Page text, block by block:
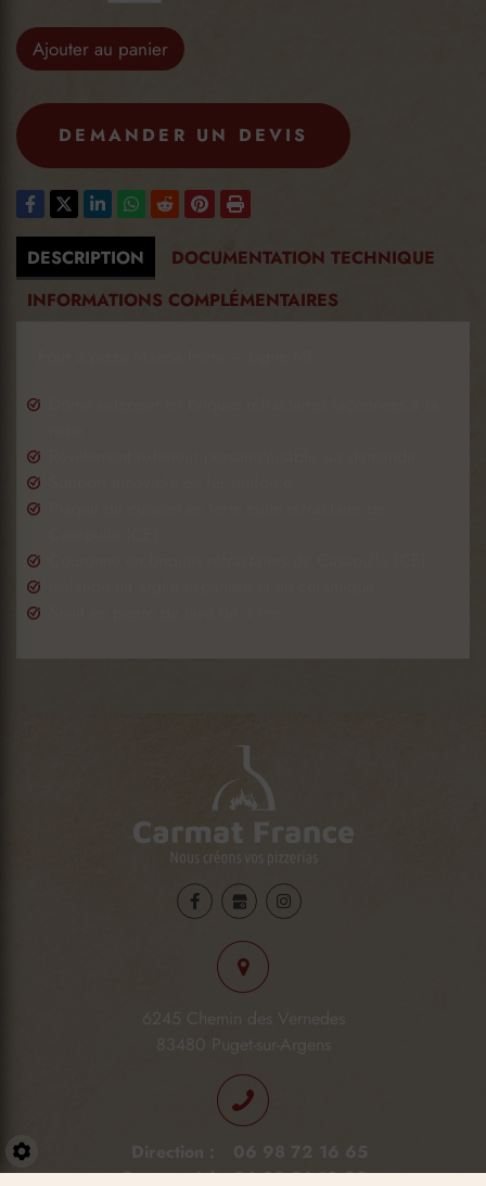
Ajouter au panier
DEMANDER UN DEVIS
DESCRIPTION
DOCUMENTATION TECHNIQUE
INFORMATIONS COMPLÉMENTAIRES
6245 Chemin des Vernedes
83480 Puget-sur-Argens
Direction :
06 98 72 16 65
Commercial : 06 38 56 10 99
Paramètres